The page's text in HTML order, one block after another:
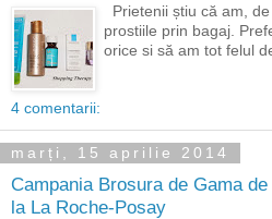
Prietenii știu că am,
prostiile prin bagaj.
orice si să am tot felul
4 comentarii:
marți, 15 aprilie 2014
Campania Brosura de Gama de
la La Roche-Posay